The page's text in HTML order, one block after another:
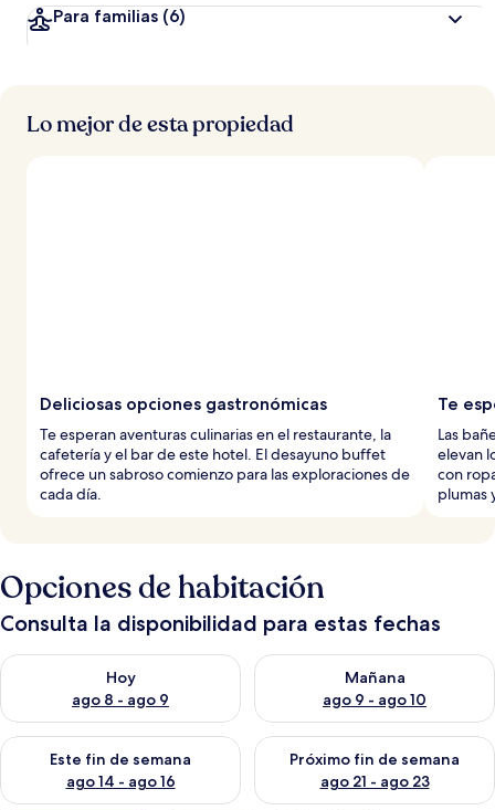
Para familias (6)
Lo mejor de esta propiedad
Deliciosas opciones gastronómicas
Te esperan aventuras culinarias en el restaurante, la
cafetería y el bar de este hotel. El desayuno buffet
ofrece un sabroso comienzo para las exploraciones de
cada día.
Te
Las
elevan
con
plumas
Opciones de habitación
Consulta la disponibilidad para estas fechas
Hoy
ago 8 - ago 9
Consulta la disponibilidad para hoy ago 8 - ago 9
Mañana
ago 9 - ago 10
Consulta la disponibilidad
Este fin de semana
ago 14 - ago 16
Consulta la disponibilidad para este fin de semana ago 14 -
Próximo fin de semana
ago 21 - ago 23
Consulta la disponibilidad